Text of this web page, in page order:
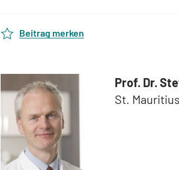
Beitrag merken
Prof. Dr.
St.